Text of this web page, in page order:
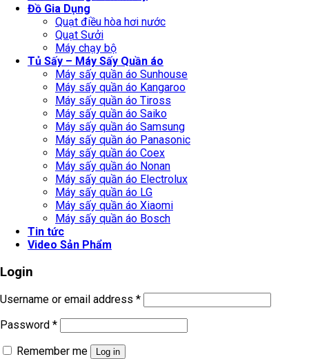
Đồ Gia Dụng
Quạt điều hòa hơi nước
Quạt Sưởi
Máy chạy bộ
Tủ Sấy – Máy Sấy Quần áo
Máy sấy quần áo Sunhouse
Máy sấy quần áo Kangaroo
Máy sấy quần áo Tiross
Máy sấy quần áo Saiko
Máy sấy quần áo Samsung
Máy sấy quần áo Panasonic
Máy sấy quần áo Coex
Máy sấy quần áo Nonan
Máy sấy quần áo Electrolux
Máy sấy quần áo LG
Máy sấy quần áo Xiaomi
Máy sấy quần áo Bosch
Tin tức
Video Sản Phẩm
Login
Username or email address *
Password *
Remember me
Log in